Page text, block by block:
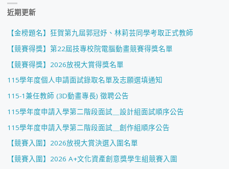
近期更新
【金榜題名】狂賀第九屆郭冠妤、林莉芸同學考取正式教師
【競賽得獎】第22屆技專校院電腦動畫競賽得獎名單
【競賽得獎】2026放視大賞得獎名單
115學年度個人申請面試錄取名單及志願選填通知
115-1兼任教師 (3D動畫專長) 徵聘公告
115學年度申請入學第二階段面試＿設計組面試順序公告
115學年度申請入學第二階段面試＿創作組順序公告
【競賽入圍】2026放視大賞決選入圍名單
【競賽入圍】2026 A+文化資產創意獎學生組競賽入圍